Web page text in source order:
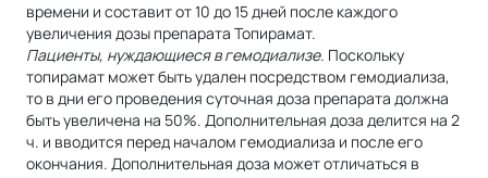
времени и составит от 10 до 15 дней после каждого
увеличения дозы препарата Топирамат.
Пациенты, нуждающиеся в гемодиализе. Поскольку
топирамат может быть удален посредством гемодиализа,
то в дни его проведения суточная доза препарата должна
быть увеличена на 50%. Дополнительная доза делится на 2
ч. и вводится перед началом гемодиализа и после его
окончания. Дополнительная доза может отличаться в